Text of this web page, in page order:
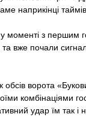
наприкінці таймів
з першим
вже почали
ворота
комбінаціями
удар їм так і